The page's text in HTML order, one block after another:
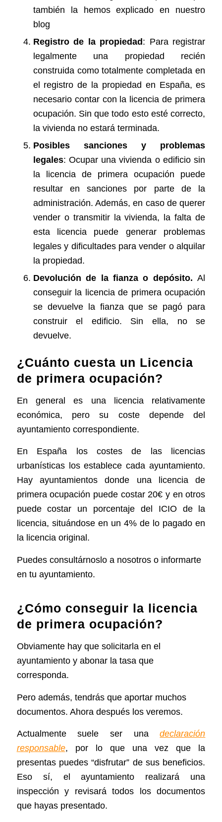
también la hemos explicado en nuestro
blog
Registro de la propiedad: Para registrar
legalmente una propiedad recién
construida como totalmente completada en
el registro de la propiedad en España, es
necesario contar con la licencia de primera
ocupación. Sin que todo esto esté correcto,
la vivienda no estará terminada.
Posibles sanciones y problemas
legales: Ocupar una vivienda o edificio sin
la licencia de primera ocupación puede
resultar en sanciones por parte de la
administración. Además, en caso de querer
vender o transmitir la vivienda, la falta de
esta licencia puede generar problemas
legales y dificultades para vender o alquilar
la propiedad.
Devolución de la fianza o depósito.Al
conseguir la licencia de primera ocupación
se devuelve la fianza que se pagó para
construir el edificio. Sin ella, no se
devuelve.
¿Cuánto cuesta un Licencia
de primera ocupación?
En general es una licencia relativamente
económica, pero su coste depende del
ayuntamiento correspondiente.
En España los costes de las licencias
urbanísticas los establece cada ayuntamiento.
Hay ayuntamientos donde una licencia de
primera ocupación puede costar 20€ y en otros
puede costar un porcentaje del ICIO de la
licencia, situándose en un 4% de lo pagado en
la licencia original.
Puedes consultárnoslo a nosotros o informarte
en tu ayuntamiento.
¿Cómo conseguir la licencia
de primera ocupación?
Obviamente hay que solicitarla en el
ayuntamiento y abonar la tasa que
corresponda.
Pero además, tendrás que aportar muchos
documentos. Ahora después los veremos.
Actualmente suele ser unadeclaración
responsable, por lo que una vez que la
presentas puedes “disfrutar” de sus beneficios.
Eso sí, el ayuntamiento realizará una
inspección y revisará todos los documentos
que hayas presentado.